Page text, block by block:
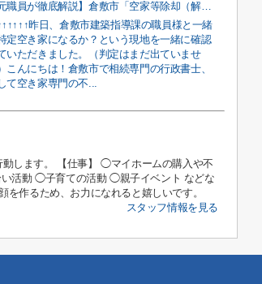
【元職員が徹底解説】倉敷市「空家等除却（解体）事業費補助金」の申請手順と契約前の注意点
昨日、倉敷市建築指導課の職員様と一緒
定空き家になるか？という現地を一緒に確認
いただきました。（判定はまだ出ていませ
こんにちは！倉敷市で相続専門の行政書士、
て空き家専門の不...
します。 【仕事】 ◯マイホームの購入や不
活動 ◯子育ての活動 ◯親子イベント などな
作るため、お力になれると嬉しいです。
スタッフ情報を見る